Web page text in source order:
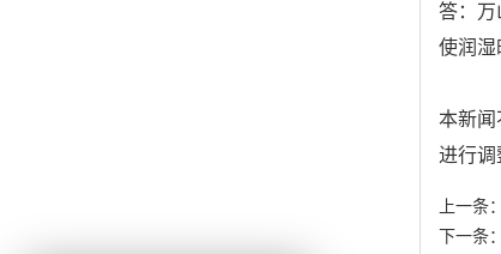
答：
使润湿
本新闻
进行调
上一条：
下一条：